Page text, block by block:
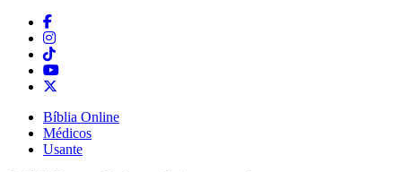
Bíblia Online
Médicos
Usante